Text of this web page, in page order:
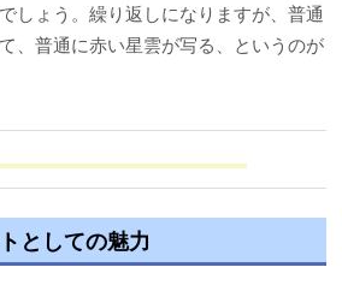
しょう。繰り返しになりますが、普通
、普通に赤い星雲が写る、というのが
としての魅力